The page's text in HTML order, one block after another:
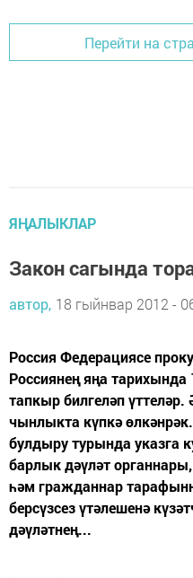
Перейти на
ЯҢАЛЫКЛАР
Закон сагында
автор, 18 гыйнвар 2012 -
Россия Федерациясе
Россиянең яңа
тапкыр билгеләп
чынлыкта күпкә
булдыру турында указга
барлык дәүләт
һәм гражданнар
берсүзсез үтәлешенә
дәүләтнең...